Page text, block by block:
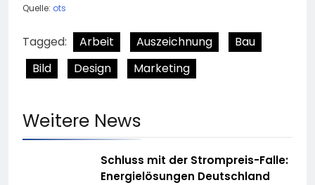
Quelle: ots
Tagged: Arbeit Auszeichnung
Bau
Bild
Design Marketing
Weitere News
Schluss mit der Strompreis-Falle:
Energielösungen Deutschland